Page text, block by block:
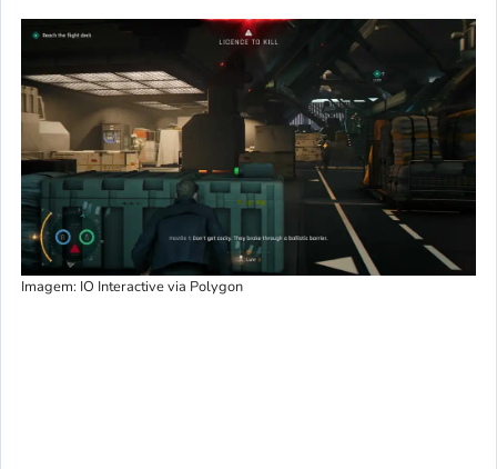
Imagem: IO Interactive via Polygon